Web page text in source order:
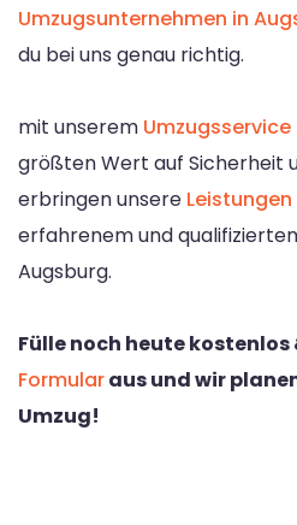
Umzugsunternehmen in
du bei uns genau richtig.
mit unserem
größten Wert auf Sicherheit
erbringen unsere Leistungen
erfahrenem und
Augsburg.
Fülle noch heute
Formularaus und wir
Umzug!